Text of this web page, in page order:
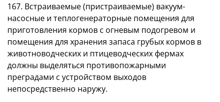
167. Встраиваемые (пристраиваемые) вакуум-
насосные и теплогенераторные помещения для
приготовления кормов с огневым подогревом и
помещения для хранения запаса грубых кормов в
животноводческих и птицеводческих фермах
должны выделяться противопожарными
преградами с устройством выходов
непосредственно наружу.